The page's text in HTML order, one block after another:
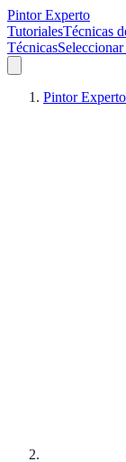
Pintor Experto
TutorialesTécnicas
Técnicas
Pintor Experto